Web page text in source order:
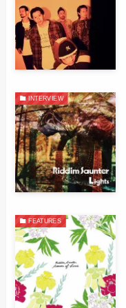
INTERVIEW
FEATURES